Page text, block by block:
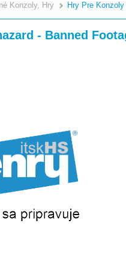
Konzoly, Hry Hry Pre Konzoly
- Banned